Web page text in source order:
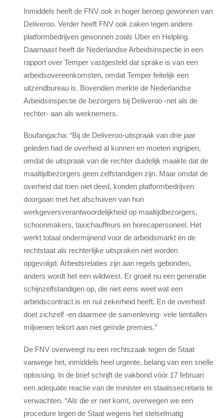
Inmiddels heeft de FNV ook in hoger beroep gewonnen van
Deliveroo. Verder heeft FNV ook zaken tegen andere
platformbedrijven gewonnen zoals Uber en Helpling.
Daarnaast heeft de Nederlandse Arbeidsinspectie in een
rapport over Temper vastgesteld dat sprake is van een
arbeidsovereenkomsten, omdat Temper feitelijk een
uitzendbureau is. Bovendien merkte de Nederlandse
Arbeidsinspectie de bezorgers bij Deliveroo -net als de
rechter- aan als werknemers.
Boufangacha: “Bij de Deliveroo-uitspraak van drie jaar
geleden had de overheid al kunnen en moeten ingrijpen,
omdat de uitspraak van de rechter duidelijk maakte dat de
maaltijdbezorgers geen zelfstandigen zijn. Maar omdat de
overheid dat toen niet deed, konden platformbedrijven
doorgaan met het afschuiven van hun
werkgeversverantwoordelijkheid op maaltijdbezorgers,
schoonmakers, taxichauffeurs en horecapersoneel. Het
werkt totaal ondermijnend voor de arbeidsmarkt én de
rechtstaat als rechterlijke uitspraken niet worden
opgevolgd. Arbeidsrelaties zijn aan regels gebonden,
anders wordt het een wildwest. Er groeit nu een generatie
schijnzelfstandigen op, die niet eens weet wat een
arbeidscontract is en nul zekerheid heeft. En de overheid
doet zichzelf -en daarmee de samenleving- vele tientallen
miljoenen tekort aan niet geïnde premies.”
De FNV overweegt nu een rechtszaak tegen de Staat
vanwege het, inmiddels heel urgente, belang van een snelle
oplossing. In de brief schrijft de vakbond vóór 17 februari
een adequate reactie van de minister en staatssecretaris te
verwachten. “Als die er niet komt, overwegen we een
procedure tegen de Staat wegens het stelselmatig